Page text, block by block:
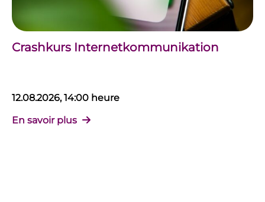
Crashkurs Internetkommunikation
12.08.2026, 14:00 heure
En savoir plus